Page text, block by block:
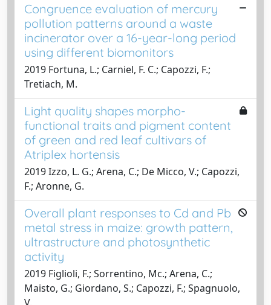
Congruence evaluation of mercury
pollution patterns around a waste
incinerator over a 16-year-long period
using different biomonitors
2019 Fortuna, L.; Carniel, F. C.; Capozzi, F.;
Tretiach, M.
Light quality shapes morpho-
functional traits and pigment content
of green and red leaf cultivars of
Atriplex hortensis
2019 Izzo, L. G.; Arena, C.; De Micco, V.; Capozzi,
F.; Aronne, G.
Overall plant responses to Cd and Pb
metal stress in maize: growth pattern,
ultrastructure and photosynthetic
activity
2019 Figlioli, F.; Sorrentino, Mc.; Arena, C.;
Maisto, G.; Giordano, S.; Capozzi, F.; Spagnuolo,